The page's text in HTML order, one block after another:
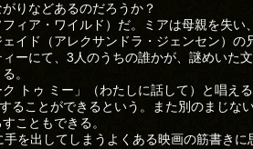
りなどあるのだろうか？
ィア・ワイルド）だ。ミアは母親を失い、
イド（アレクサンドラ・ジェンセン）の
ーにて、3人のうちの誰かが、謎めいた
。
トゥ ミー」（わたしに話して）と唱える
ることができるという。また別のまじな
こともできる。
を出してしまうよくある映画の筋書きに